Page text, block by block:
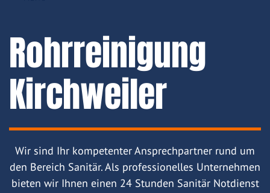
Rohrreinigung
Kirchweiler
Wir sind Ihr kompetenter Ansprechpartner rund um
den Bereich Sanitär. Als professionelles Unternehmen
bieten wir Ihnen einen 24 Stunden Sanitär Notdienst